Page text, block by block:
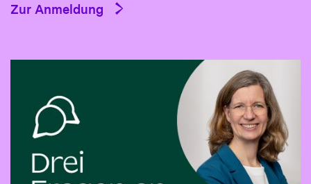
Zur Anmeldung